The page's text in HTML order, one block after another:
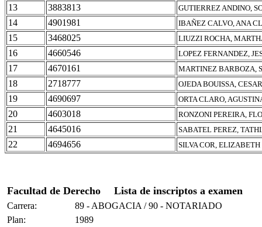
13 3883813 GUTIERREZ ANDINO,
14 4901981 IBAÑEZ CALVO, ANA
15 3468025 LIUZZI ROCHA,
16 4660546 LOPEZ FERNANDEZ,
17 4670161 MARTINEZ BARBOZA,
18 2718777 OJEDA BOUISSA,
19 4690697 ORTA CLARO,
20 4603018 RONZONI PEREIRA,
21 4645016 SABATEL PEREZ,
22 4694656 SILVA COR,
Facultad de Derecho Lista de inscriptos a examen
Carrera:
89 - ABOGACIA / 90 - NOTARIADO
Plan:
1989